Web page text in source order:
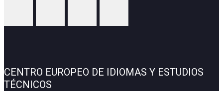
CENTRO EUROPEO DE IDIOMAS Y ESTUDIOS
TÉCNICOS